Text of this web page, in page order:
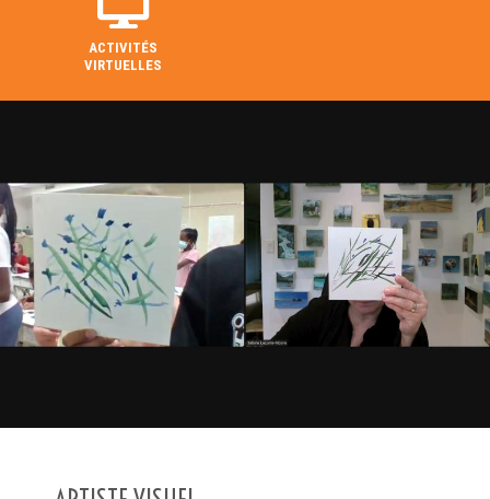
ACTIVITÉS
VIRTUELLES
RECHERCHER Recherche avancée